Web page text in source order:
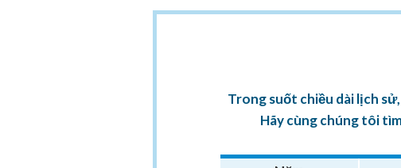
Trong suốt chiều dài lịch
Hãy cùng chúng tôi